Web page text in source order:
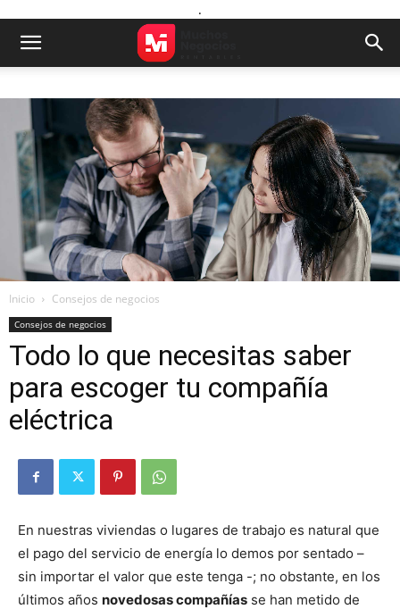
.
Inicio Consejos de negocios
Consejos de negocios
Todo lo que necesitas saber
para escoger tu compañía
eléctrica
En nuestras viviendas o lugares de trabajo es natural que
el pago del servicio de energía lo demos por sentado –
sin importar el valor que este tenga -; no obstante, en los
últimos años novedosas compañías se han metido de